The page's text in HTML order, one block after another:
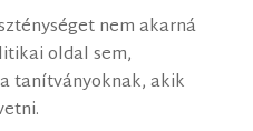
nem akarná
oldal sem,
tanítványoknak, akik